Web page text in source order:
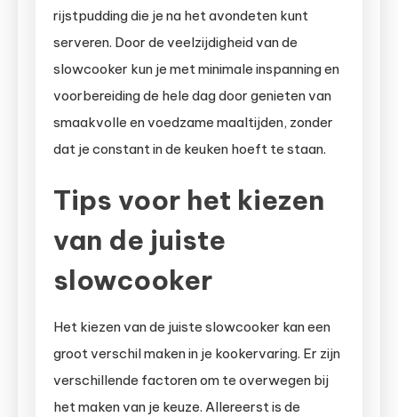
rijstpudding die je na het avondeten kunt
serveren. Door de veelzijdigheid van de
slowcooker kun je met minimale inspanning en
voorbereiding de hele dag door genieten van
smaakvolle en voedzame maaltijden, zonder
dat je constant in de keuken hoeft te staan.
Tips voor het kiezen
van de juiste
slowcooker
Het kiezen van de juiste slowcooker kan een
groot verschil maken in je kookervaring. Er zijn
verschillende factoren om te overwegen bij
het maken van je keuze. Allereerst is de